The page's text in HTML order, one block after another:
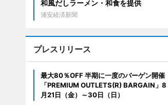
和風だしラーメン・和食を提供
浦安経済新聞
プレスリリース
最大80％OFF 半期に一度のバーゲン開催
「PREMIUM OUTLETS(R) BARGAIN」8
月21日（金）～30日（日）